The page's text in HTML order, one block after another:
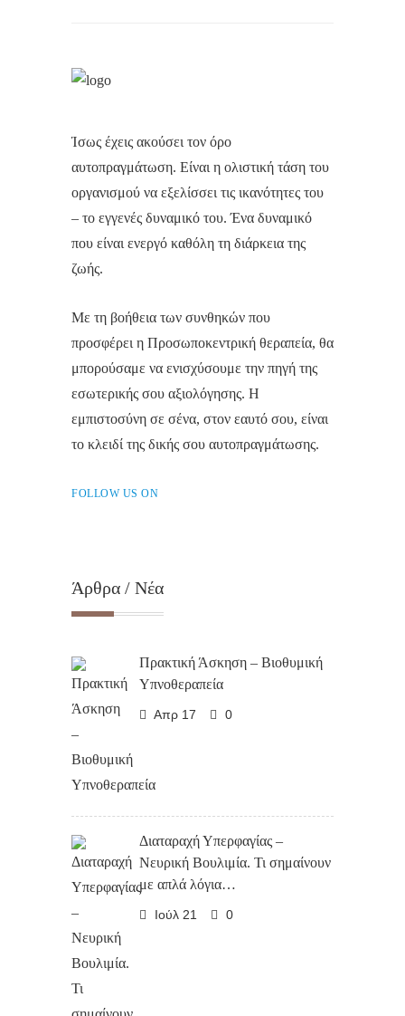
Ίσως έχεις ακούσει τον όρο
αυτοπραγμάτωση. Είναι η ολιστική τάση του
οργανισμού να εξελίσσει τις ικανότητες του
– το εγγενές δυναμικό του. Ένα δυναμικό
που είναι ενεργό καθόλη τη διάρκεια της
ζωής.
Με τη βοήθεια των συνθηκών που
προσφέρει η Προσωποκεντρική θεραπεία, θα
μπορούσαμε να ενισχύσουμε την πηγή της
εσωτερικής σου αξιολόγησης. Η
εμπιστοσύνη σε σένα, στον εαυτό σου, είναι
το κλειδί της δικής σου αυτοπραγμάτωσης.
FOLLOW US ON
Άρθρα / Νέα
Πρακτική Άσκηση – Βιοθυμική
Υπνοθεραπεία
Απρ 17 0
Διαταραχή Υπερφαγίας –
Νευρική Βουλιμία. Τι σημαίνουν
με απλά λόγια…
Ιούλ 21 0